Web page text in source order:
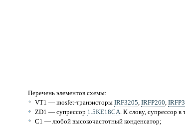
Перечень элементов схемы:
VT1 — mosfet-транзисторы IRF3205 IRFP260
ZD1 — супрессор 1.5KE18CA . К слову, супрессор в
С1 — любой высокочастотный конденсатор;